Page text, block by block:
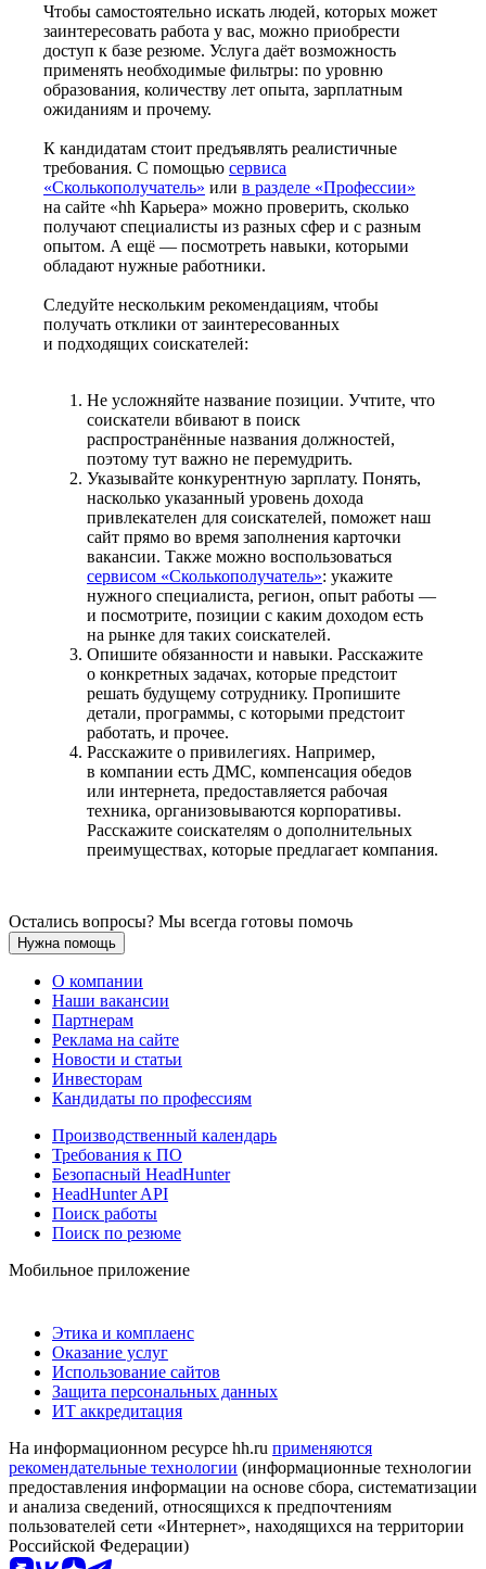
Чтобы самостоятельно искать людей, которых может
заинтересовать работа у вас, можно приобрести
доступ к базе резюме. Услуга даёт возможность
применять необходимые фильтры: по уровню
образования, количеству лет опыта, зарплатным
ожиданиям и прочему.
К кандидатам стоит предъявлять реалистичные
требования. С помощью сервиса
«Сколькополучатель» или в разделе «Профессии»
на сайте «hh Карьера» можно проверить, сколько
получают специалисты из разных сфер и с разным
опытом. А ещё — посмотреть навыки, которыми
обладают нужные работники.
Следуйте нескольким рекомендациям, чтобы
получать отклики от заинтересованных
и подходящих соискателей:
Не усложняйте название позиции. Учтите, что
соискатели вбивают в поиск
распространённые названия должностей,
поэтому тут важно не перемудрить.
Указывайте конкурентную зарплату. Понять,
насколько указанный уровень дохода
привлекателен для соискателей, поможет наш
сайт прямо во время заполнения карточки
вакансии. Также можно воспользоваться
сервисом «Сколькополучатель»: укажите
нужного специалиста, регион, опыт работы —
и посмотрите, позиции с каким доходом есть
на рынке для таких соискателей.
Опишите обязанности и навыки. Расскажите
о конкретных задачах, которые предстоит
решать будущему сотруднику. Пропишите
детали, программы, с которыми предстоит
работать, и прочее.
Расскажите о привилегиях. Например,
в компании есть ДМС, компенсация обедов
или интернета, предоставляется рабочая
техника, организовываются корпоративы.
Расскажите соискателям о дополнительных
преимуществах, которые предлагает компания.
Остались вопросы? Мы всегда готовы помочь
Нужна помощь
О компании
Наши вакансии
Партнерам
Реклама на сайте
Новости и статьи
Инвесторам
Кандидаты по профессиям
Производственный календарь
Требования к ПО
Безопасный HeadHunter
HeadHunter API
Поиск работы
Поиск по резюме
Мобильное приложение
Этика и комплаенс
Оказание услуг
Использование сайтов
Защита персональных данных
ИТ аккредитация
На информационном ресурсе hh.ru применяются
рекомендательные технологии (информационные технологии
предоставления информации на основе сбора, систематизации
и анализа сведений, относящихся к предпочтениям
пользователей сети «Интернет», находящихся на территории
Российской Федерации)